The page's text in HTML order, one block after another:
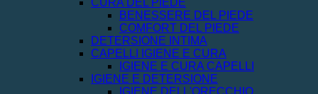
CURA DEL PIEDE
BENESSERE DEL PIEDE
COMFORT DEL PIEDE
DETERSIONE INTIMA
CAPELLI IGIENE E CURA
IGIENE E CURA CAPELLI
IGIENE E DETERSIONE